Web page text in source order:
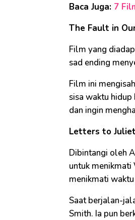
Baca Juga: 7
The Fault in
Film yang
sad ending
Film ini
sisa waktu hidup
dan ingin
Letters to Juliet
Dibintangi oleh
untuk menikmati
menikmati
Saat berjalan-
Smith. Ia pun